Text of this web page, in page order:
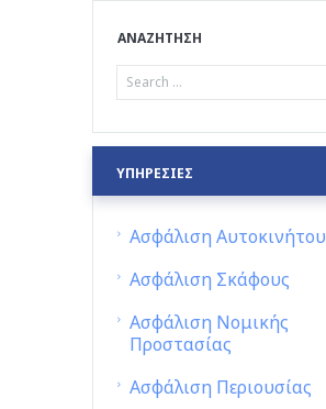
ΑΝΑΖΗΤΗΣΗ
ΥΠΗΡΕΣΙΕΣ
Ασφάλιση Αυτοκινήτου
Ασφάλιση Σκάφους
Ασφάλιση Νομικής
Προστασίας
Ασφάλιση Περιουσίας